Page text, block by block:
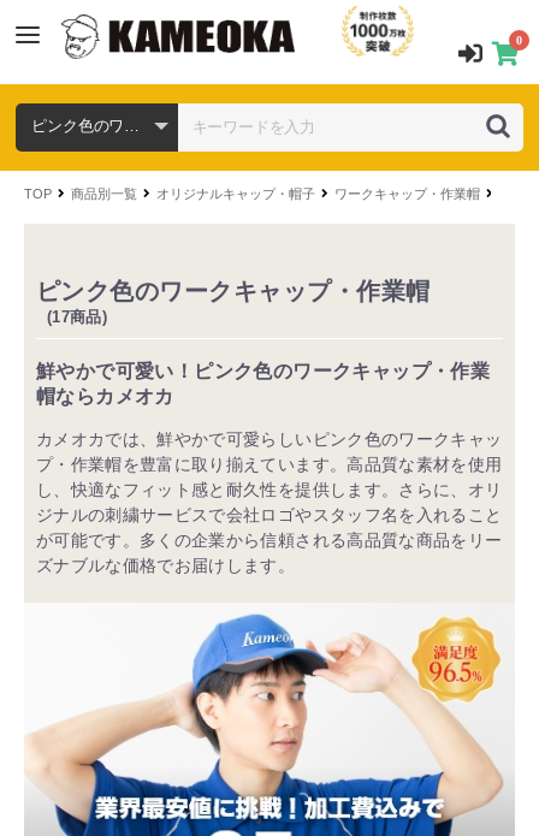
0
TOP 商品別一覧 オリジナルキャップ・帽子 ワークキャップ・作業帽
ピンク色のワークキャップ・作業帽
(17商品)
鮮やかで可愛い！ピンク色のワークキャップ・作業
帽ならカメオカ
カメオカでは、鮮やかで可愛らしいピンク色のワークキャッ
プ・作業帽を豊富に取り揃えています。高品質な素材を使用
し、快適なフィット感と耐久性を提供します。さらに、オリ
ジナルの刺繍サービスで会社ロゴやスタッフ名を入れること
が可能です。多くの企業から信頼される高品質な商品をリー
ズナブルな価格でお届けします。